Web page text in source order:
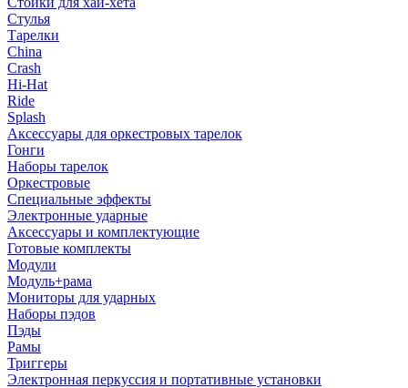
Стулья
Тарелки
China
Crash
Hi-Hat
Ride
Splash
Аксессуары для оркестровых тарелок
Гонги
Наборы тарелок
Оркестровые
Специальные эффекты
Электронные ударные
Аксессуары и комплектующие
Готовые комплекты
Модули
Модуль+рама
Мониторы для ударных
Наборы пэдов
Пэды
Рамы
Триггеры
Электронная перкуссия и портативные установки